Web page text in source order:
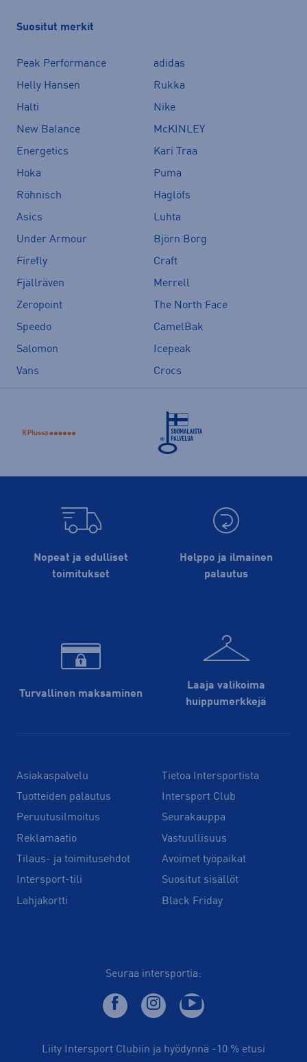
Suositut merkit
Peak Performance
adidas
Helly Hansen
Rukka
Halti
Nike
New Balance
McKINLEY
Energetics
Kari Traa
Hoka
Puma
Röhnisch
Haglöfs
Asics
Luhta
Under Armour
Björn Borg
Firefly
Craft
Fjällräven
Merrell
Zeropoint
The North Face
Speedo
CamelBak
Salomon
Icepeak
Vans
Crocs
Nopeat ja edulliset
toimitukset
Helppo ja ilmainen
palautus
Turvallinen maksaminen
Laaja valikoima
huippu­merkkejä
Asiakaspalvelu
Tuotteiden palautus
Peruutusilmoitus
Reklamaatio
Tilaus- ja toimitusehdot
Intersport-tili
Lahjakortti
Tietoa Intersportista
Intersport Club
Seurakauppa
Vastuullisuus
Avoimet työpaikat
Suositut sisällöt
Black Friday
Seuraa intersportia:
Liity Intersport Clubiin ja hyödynnä -10 % etusi